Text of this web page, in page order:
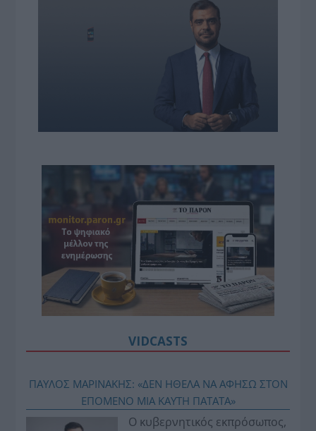
VIDCASTS
ΠΑΥΛΟΣ ΜΑΡΙΝΑΚΗΣ: «ΔΕΝ ΗΘΕΛΑ ΝΑ ΑΦΗΣΩ ΣΤΟΝ
ΕΠΟΜΕΝΟ ΜΙΑ ΚΑΥΤΗ ΠΑΤΑΤΑ»
Ο κυβερνητικός εκπρόσωπος,